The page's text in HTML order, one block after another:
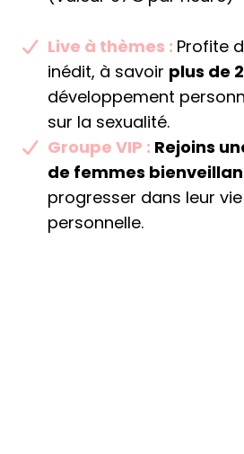
Live à thèmes : Profite
inédit, à savoir plus de
développement
sur la sexualité.
Groupe VIP : Rejoins
de femmes
progresser dans leur
personnelle.